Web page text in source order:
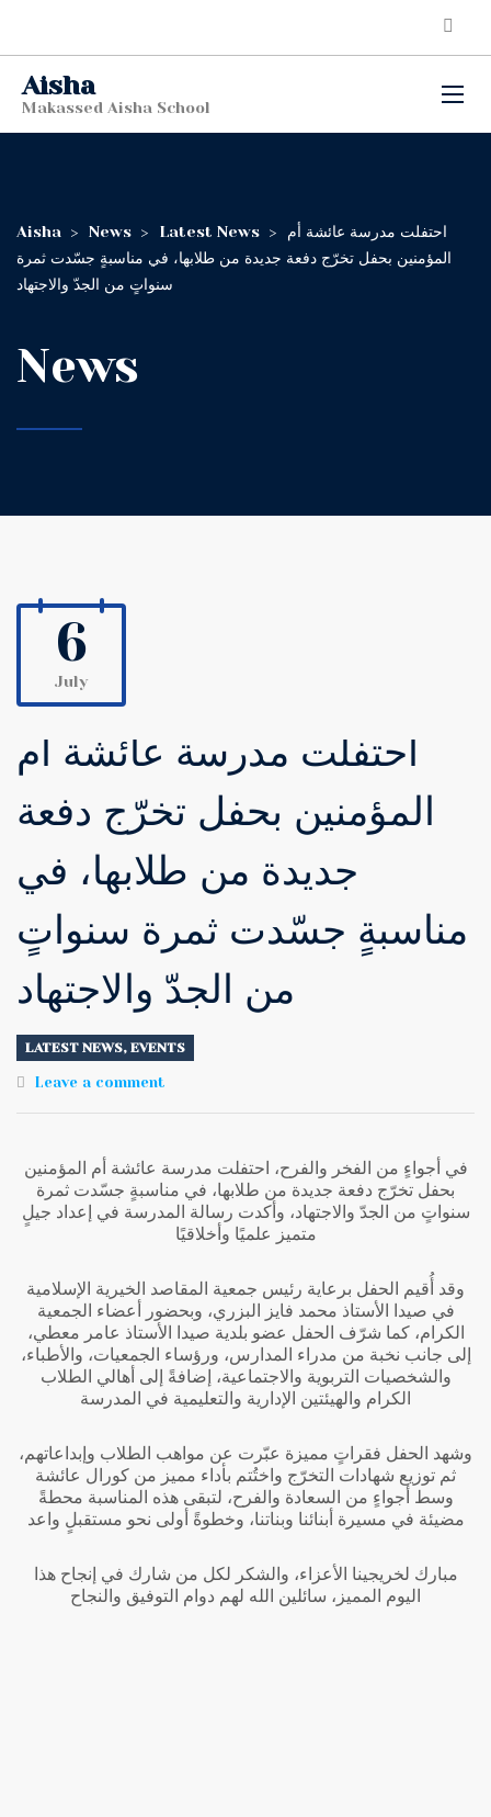
Aisha
Makassed Aisha School
Aisha > News > Latest News >
احتفلت مدرسة عائشة أم
المؤمنين بحفل تخرّج دفعة جديدة من طلابها، في مناسبةٍ جسّدت ثمرة
سنواتٍ من الجدّ والاجتهاد
News
6
July
احتفلت مدرسة عائشة أم
المؤمنين بحفل تخرّج دفعة
جديدة من طلابها، في
مناسبةٍ جسّدت ثمرة سنواتٍ
من الجدّ والاجتهاد
LATEST NEWS, EVENTS
Leave a comment
في أجواءٍ من الفخر والفرح، احتفلت مدرسة عائشة أم المؤمنين
بحفل تخرّج دفعة جديدة من طلابها، في مناسبةٍ جسّدت ثمرة
سنواتٍ من الجدّ والاجتهاد، وأكدت رسالة المدرسة في إعداد جيلٍ
متميز علميًا وأخلاقيًا
وقد أُقيم الحفل برعاية رئيس جمعية المقاصد الخيرية الإسلامية
في صيدا الأستاذ محمد فايز البزري، وبحضور أعضاء الجمعية
الكرام، كما شرّف الحفل عضو بلدية صيدا الأستاذ عامر معطي،
إلى جانب نخبة من مدراء المدارس، ورؤساء الجمعيات، والأطباء،
والشخصيات التربوية والاجتماعية، إضافةً إلى أهالي الطلاب
الكرام والهيئتين الإدارية والتعليمية في المدرسة
وشهد الحفل فقراتٍ مميزة عبّرت عن مواهب الطلاب وإبداعاتهم،
ثم توزيع شهادات التخرّج واختُتم بأداء مميز من كورال عائشة
وسط أجواءٍ من السعادة والفرح، لتبقى هذه المناسبة محطةً
مضيئة في مسيرة أبنائنا وبناتنا، وخطوةً أولى نحو مستقبلٍ واعد
مبارك لخريجينا الأعزاء، والشكر لكل من شارك في إنجاح هذا
اليوم المميز، سائلين الله لهم دوام التوفيق والنجاح